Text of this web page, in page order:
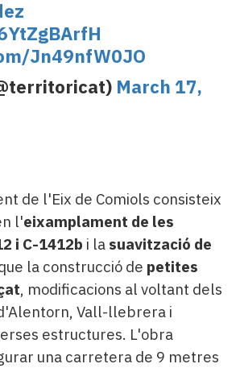
Jn49nfW0JO
March 17,
de l'Eix de Comiols consisteix
l'eixamplament de les
i C-1412b i la suavització de
la construcció de petites
, modificacions al voltant dels
Vall-llebrera i
estructures. L'obra
una carretera de 9 metres